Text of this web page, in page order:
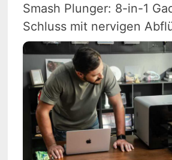
Smash Plunger: 8-in-1
Schluss mit nervigen